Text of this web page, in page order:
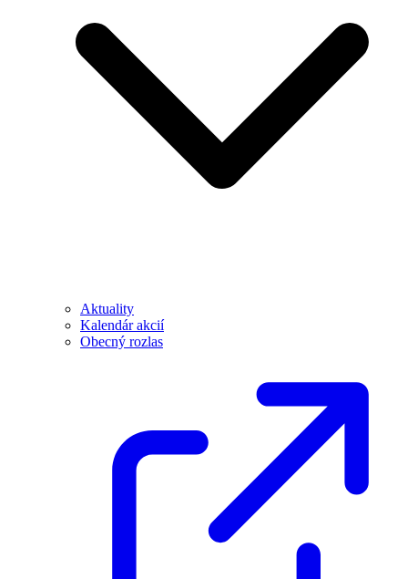
Aktuality
Kalendár akcií
Obecný rozlas